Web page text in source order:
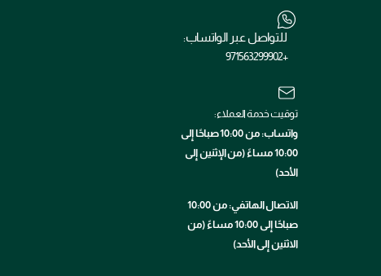
للتواصل عبر الواتساب:
+971563299902
توقيت خدمة العملاء:
واتساب: من 10:00 صباحًا إلى
10:00 مساءً (من الإثنين إلى
الأحد)
الاتصال الهاتفي: من 10:00
صباحًا إلى 10:00 مساءً (من
الاثنين إلى الأحد)